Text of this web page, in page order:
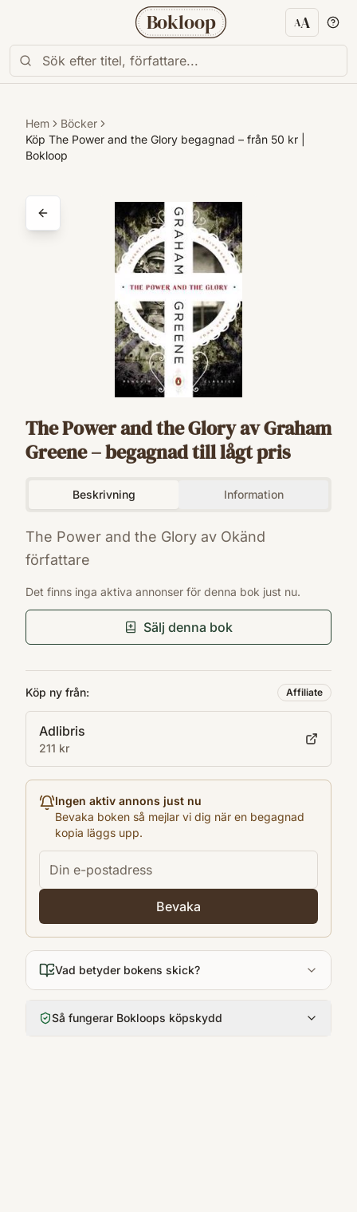
Bokloop AA
Hem
Böcker
Köp The Power and the Glory begagnad – från 50 kr |
Bokloop
The Power and the Glory av Graham
Greene – begagnad till lågt pris
Beskrivning Information
The Power and the Glory av Okänd
författare
9780143107552
Det finns inga aktiva annonser för denna bok just nu.
Sälj denna bok
Köp ny från: Affiliate
Adlibris
211 kr
Ingen aktiv annons just nu
Bevaka boken så mejlar vi dig när en begagnad
kopia läggs upp.
Bevaka
Vad betyder bokens skick?
Så fungerar Bokloops köpskydd